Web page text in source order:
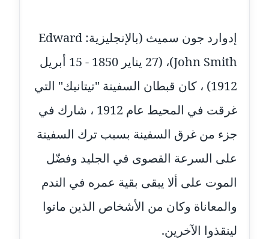
مدونة اسيمة اسامه
مدونة أشرف القط
عاملة
مدونة اشرف الكرم
عاملة
مدونة اشرف النجار
عاملة
مدونة السيده فوزي
عاملة
إدوارد جون سميث (بالإنجليزية: Edward
John Smith)‏، (27 يناير 1850 - 15 أبريل
1912) ، كان قبطان السفينة "تيتانيك" التي
غرقت في المحيط عام 1912 ، شارك في
جزء من غرق السفينة بسبب ترك السفينة
على السرعة القصوى في الجليد وفضّل
الموت على ألا يبقى بقية عمره في الندم
والمعاناة وكان من الأشخاص الذين ماتوا
لينقذوا الآخرين.